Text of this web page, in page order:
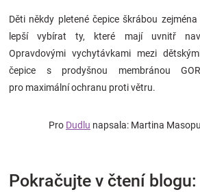
Děti někdy pletené čepice škrábou
lepší vybírat ty, které mají uvnitř
Opravdovými vychytávkami mezi
čepice s prodyšnou membránou
pro maximální ochranu proti větru.
Pro Dudlu napsala: Martina
Pokračujte v čtení blogu: